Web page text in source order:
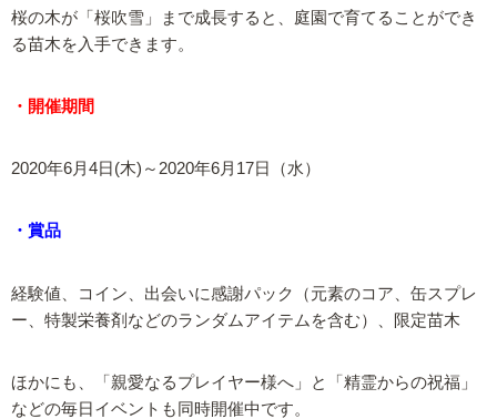
桜の木が「桜吹雪」まで成長すると、庭園で育てることができ
る苗木を入手できます。
・開催期間
2020年6月4日(木)～2020年6月17日（水）
・賞品
経験値、コイン、出会いに感謝パック（元素のコア、缶スプレ
ー、特製栄養剤などのランダムアイテムを含む）、限定苗木
ほかにも、「親愛なるプレイヤー様へ」と「精霊からの祝福」
などの毎日イベントも同時開催中です。